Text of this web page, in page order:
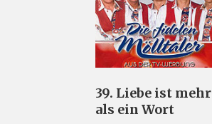
39. Liebe ist mehr
als ein Wort